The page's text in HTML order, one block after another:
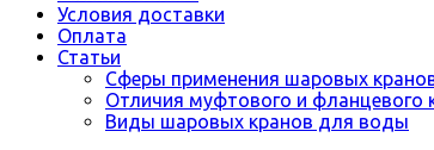
Условия доставки
Оплата
Статьи
Сферы применения шаровых
Отличия муфтового и фланцевого
Виды шаровых кранов для воды